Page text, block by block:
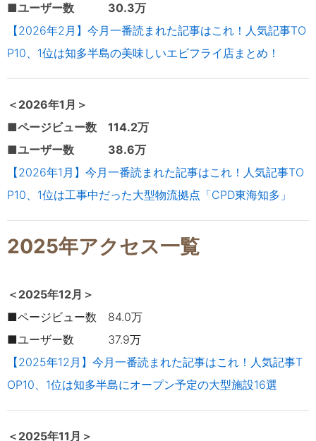
■ユーザー数 30.3万
【2026年2月】今月一番読まれた記事はこれ！人気記事TO
P10、1位は知多半島の美味しいエビフライ店まとめ！
＜2026年1 月＞
■ページビュー数 114.2万
■ユーザー数 38.6万
【2026年1月】今月一番読まれた記事はこれ！人気記事TO
P10、1位は工事中だった大型物流拠点「CPD東海知多」
2025年アクセス一覧
＜2025年12月＞
■ページビュー数 84.0万
■ユーザー数 37.9万
【2025年12月】今月一番読まれた記事はこれ！人気記事T
OP10、1位は知多半島にオープン予定の大型施設16選
＜2025年11 月＞